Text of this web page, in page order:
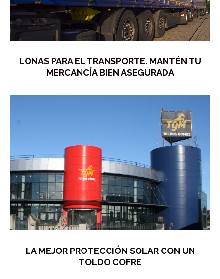
LONAS PARA EL TRANSPORTE. MANTÉN TU
MERCANCÍA BIEN ASEGURADA
LA MEJOR PROTECCIÓN SOLAR CON UN
TOLDO COFRE